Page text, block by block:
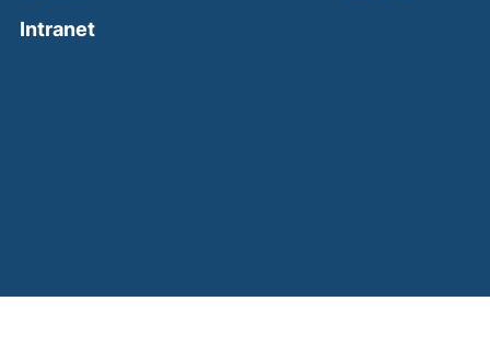
Intranet(external link, opens in a new window)